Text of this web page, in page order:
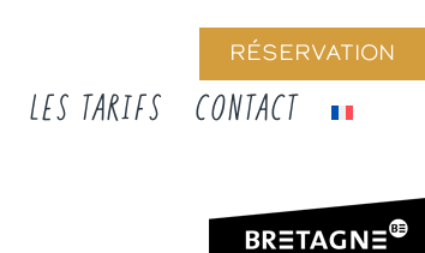
RÉSERVATION
LES TARIFS CONTACT